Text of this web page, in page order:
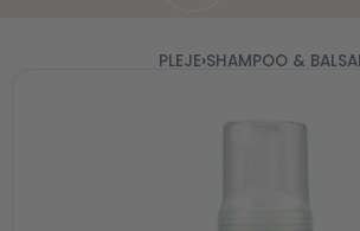
PLEJE›SHAMPOO &